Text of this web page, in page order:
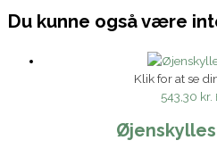
Du kunne også være
Klik for at se
543,30 kr.